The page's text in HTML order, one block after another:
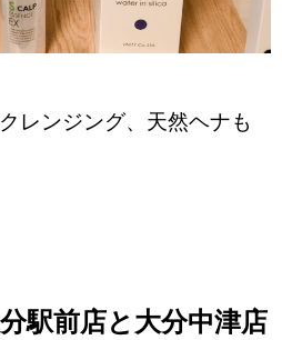
レンジング、天然ヘナも
分駅前店と大分中津店